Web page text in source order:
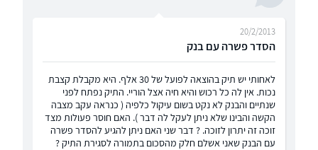
הסדר פשרה עם בנק
20/2/2013
לאחותי יש תיק בהוצאה לפועל של 30 אלף. היא מקבלת קצבת
נכות. אין לה כל רכוש והיא חיה אצל הוריי. התיק נפתח לפני
שנתיים והבנק לא נקט בשום עיקול כלפיה ( כנראה עקב מצבה
הקשה והבינו שלא ניתן לעקל לה דבר ). האם חוסר פעולות מצד
זוכה זה יתרון לזוכה. ? דבר שני האם ניתן להגיע להסדר פשרה
עם הבנק שאני אשלם חלק מהסכום בתמורה לסגירת התיק ?